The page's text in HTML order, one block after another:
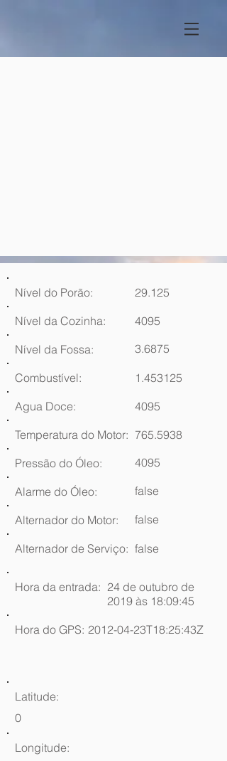
Nível do Porão:
29.125
Nível da Cozinha:
4095
Nível da Fossa:
3.6875
Combustível:
1.453125
Agua Doce:
4095
Temperatura do Motor: 765.5938
Pressão do Óleo:
4095
Alarme do Óleo: false
Alternador do Motor: false
Alternador de Serviço: false
Hora da entrada: 24 de outubro de
2019 às 18:09:45
Hora do GPS: 2012-04-23T18:25:43Z
Latitude:
0
Longitude: